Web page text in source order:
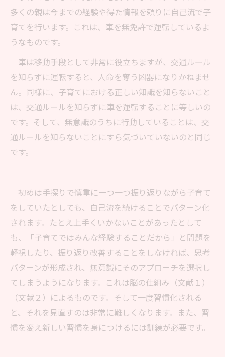
多くの親は今までの経験や得た情報を頼りに自己流で子
育てを行います。これは、車を無免許で運転しているよ
うなものです。
車は移動手段として非常に役立ちますが、交通ルール
を知らずに運転すると、人命を奪う凶器になりかねませ
ん。同様に、子育てにおける正しい知識を知らないこと
は、交通ルールを知らずに車を運転することに等しいの
です。そして、無意識のうちに行動していることは、交
通ルールを知らないことにすら気づいていないのと同じ
です。
初めは手探りで慎重に一つ一つ振り返りながら子育て
をしていたとしても、自己流を続けることでパターン化
されます。たとえ上手くいかないことがあったとして
も、「子育てではみんな経験することだから」と問題を
軽視したり、振り返り改善することをしなければ、思考
パターンが形成され、無意識にそのアプローチを選択し
てしまうようになります。これは脳の仕組み（文献１）
（文献２）によるものです。そして一度習慣化される
と、それを見直すのは非常に難しくなります。また、習
慣を変え新しい習慣を身につけるには訓練が必要です。